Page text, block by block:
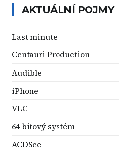
AKTUÁLNÍ POJMY
Last minute
Centauri Production
Audible
iPhone
VLC
64 bitový systém
ACDSee